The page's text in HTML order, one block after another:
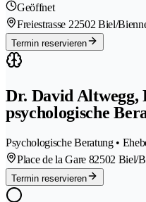
Geöffnet
Freiestrasse 22502 Biel/
Termin reservieren
Dr. David Altwegg,
psychologische
Psychologische Beratung •
Place de la Gare 82502 Biel/
Termin reservieren